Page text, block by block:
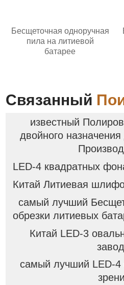
Бесщеточная одноручная
пила на литиевой
батарее
Связанный
известный
двойного
LED-4 квадратных
Китай Литиевая
самый лучший
обрезки литиевых
Китай LED-3
самый лучший LED-